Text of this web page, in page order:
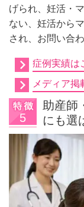
げられ、妊活・
ない、妊活から
され、お問い合
症例実績は
メディア掲
助産
にも選